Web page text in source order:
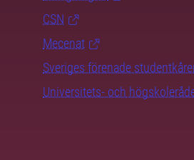
CSN
Mecenat
Sveriges förenade
Universitets- och